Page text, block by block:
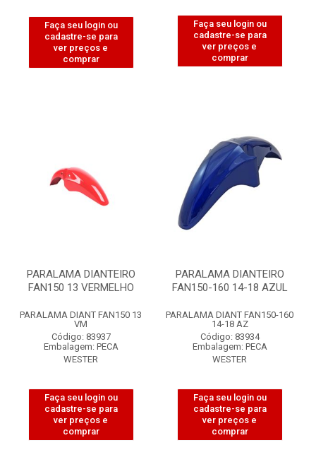
Faça seu login ou
cadastre-se para
ver preços e
comprar
Faça seu login ou
cadastre-se para
ver preços e
comprar
PARALAMA DIANTEIRO
FAN150 13 VERMELHO
PARALAMA DIANT FAN150 13
VM
Código: 83937
Embalagem: PECA
WESTER
Faça seu login ou
cadastre-se para
ver preços e
comprar
PARALAMA DIANTEIRO
FAN150-160 14-18 AZUL
PARALAMA DIANT FAN150-160
14-18 AZ
Código: 83934
Embalagem: PECA
WESTER
Faça seu login ou
cadastre-se para
ver preços e
comprar